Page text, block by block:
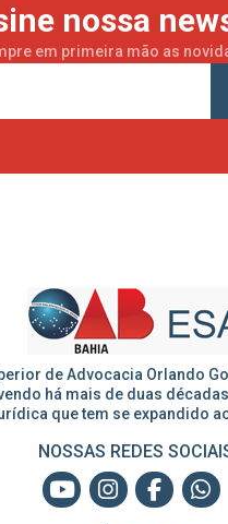
nossa
em primeira mão as
de Advocacia Orlando
há mais de duas
que tem se expandido
NOSSAS REDES